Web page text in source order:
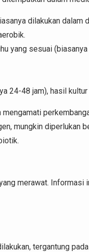
dilakukan
yang sesuai
24-48 jam), hasil
mungkin diperlukan
merawat. Informasi
tergantung